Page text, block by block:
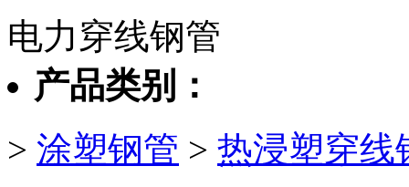
电力穿线钢管
产品类别：
> 涂塑钢管 > 热浸塑穿线